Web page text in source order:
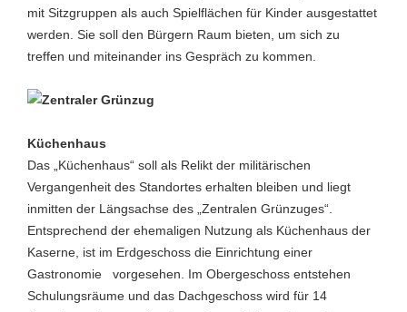
mit Sitzgruppen als auch Spielflächen für Kinder ausgestattet
werden. Sie soll den Bürgern Raum bieten, um sich zu
treffen und miteinander ins Gespräch zu kommen.
Küchenhaus
Das „Küchenhaus“ soll als Relikt der militärischen
Vergangenheit des Standortes erhalten bleiben und liegt
inmitten der Längsachse des „Zentralen Grünzuges“.
Entsprechend der ehemaligen Nutzung als Küchenhaus der
Kaserne, ist im Erdgeschoss die Einrichtung einer
Gastronomie vorgesehen. Im Obergeschoss entstehen
Schulungsräume und das Dachgeschoss wird für 14